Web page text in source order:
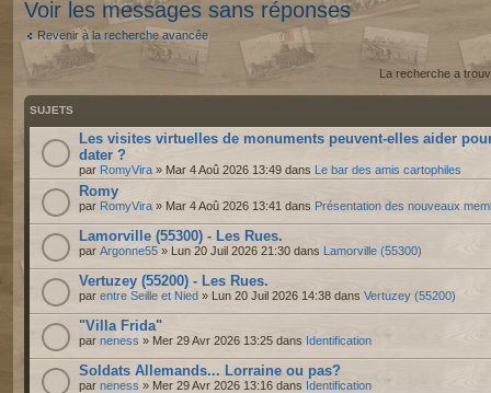
Voir les messages sans réponses
Revenir à la recherche avancée
La recherche a
SUJETS
Les visites virtuelles de monuments peuvent-elles aider
dater ?
par RomyVira » Mar 4 Aoû 2026 13:49 dans Le bar des amis cartophiles
Romy
par RomyVira » Mar 4 Aoû 2026 13:41 dans Présentation des nouveaux
Lamorville (55300) - Les Rues.
par Argonne55 » Lun 20 Juil 2026 21:30 dans Lamorville (55300)
Vertuzey (55200) - Les Rues.
par entre Seille et Nied » Lun 20 Juil 2026 14:38 dans Vertuzey (55200)
"Villa Frida"
par neness » Mer 29 Avr 2026 13:25 dans Identification
Soldats Allemands... Lorraine ou pas?
par neness » Mer 29 Avr 2026 13:16 dans Identification